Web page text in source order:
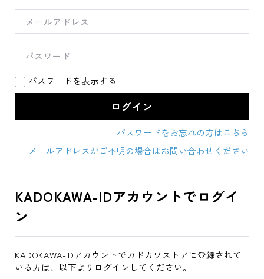
パスワードを表示する
パスワードをお忘れの方はこちら
メールアドレスがご不明の場合はお問い合わせください
KADOKAWA-IDアカウントでログイ
ン
KADOKAWA-IDアカウントでカドカワストアに登録されて
いる方は、以下よりログインしてください。